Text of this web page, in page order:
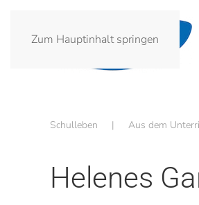
Zum Hauptinhalt springen
Schulleben Aus dem
Helenes